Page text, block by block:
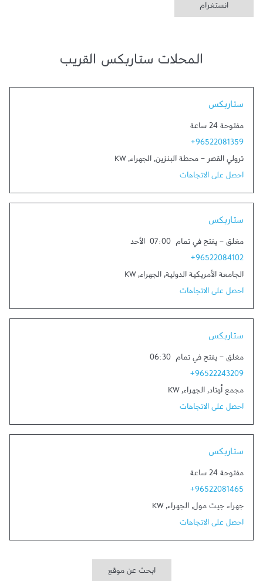
انستغرام
المحلات ستاربكس القريب
ستاربكس
مفتوحة 24 ساعة
+96522081359
ترولي القصر - محطة البنزين, الجهراء,
KW
احصل على الاتجاهات
ستاربكس
مغلق - يفتح في تمام 07:00 الأحد
+96522084102
الجامعة الأمريكية الدولية, الجهراء,
KW
احصل على الاتجاهات
ستاربكس
مغلق - يفتح في تمام 06:30
+96522243209
مجمع أوتاد, الجهراء,
KW
احصل على الاتجاهات
ستاربكس
مفتوحة 24 ساعة
+96522081465
جهراء جيت مول, الجهراء,
KW
احصل على الاتجاهات
ابحث عن موقع